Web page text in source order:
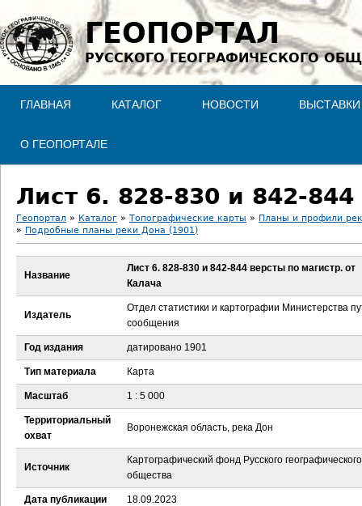
Jump to navigation
ГЕОПОРТАЛ
РУССКОГО ГЕОГРАФИЧЕСКОГО
ГЛАВНАЯ КАТАЛОГ НОВОСТИ ВЫСТАВКИ
О ГЕОПОРТАЛЕ
Лист 6. 828-830 и 842-
В
ы
д
е
с
ь
Геопортал » Каталог » Топографические карты » Планы и профили
» Подробные планы реки Дона (1901)
Название
Лист 6. 828-830 и 842-844 версты по магистр. от
Калача
Издатель
Отдел статистики и картографии Министерства
сообщения
Год издания датировано 1901
Тип материала Карта
Масштаб 1 : 5 000
Территориальный
охват
Воронежская область, река Дон
Источник
Картографический фонд Русского географического
общества
Дата публикации 18.09.2023